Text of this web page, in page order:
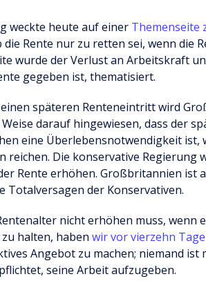
weckte heute auf einer Themenseite
die Rente nur zu retten sei, wenn die
wurde der Verlust an Arbeitskraft
gegeben ist, thematisiert.
späteren Renteneintritt wird
darauf hingewiesen, dass der
eine Überlebensnotwendigkeit ist,
reichen. Die konservative Regierung
Rente erhöhen. Großbritannien ist
Totalversagen der Konservativen.
nicht erhöhen muss, wenn
halten, haben wir vor vierzehn
Angebot zu machen; niemand ist
seine Arbeit aufzugeben.